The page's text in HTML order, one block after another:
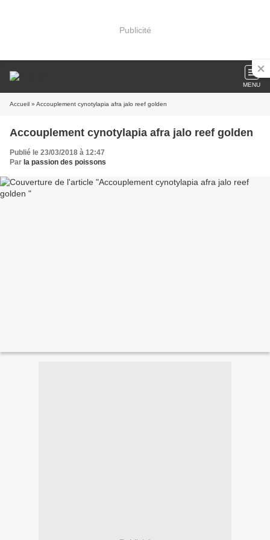
Publicité
MENU
Accueil » Accouplement cynotylapia afra jalo reef golden
Accouplement cynotylapia afra jalo reef golden
Publié le 23/03/2018 à 12:47
Par la passion des poissons